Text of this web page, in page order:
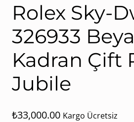
Rolex Sky-
326933
Kadran Çift
Jubile
₺33,000.00 Kargo Ücretsiz